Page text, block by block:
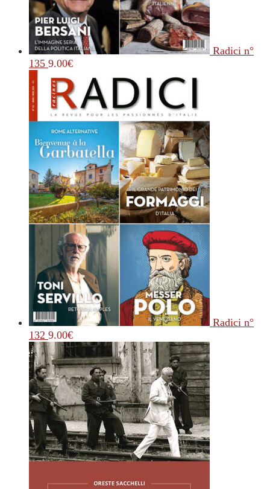
Radici n°
135 9.00€
Radici n°
132 9.00€